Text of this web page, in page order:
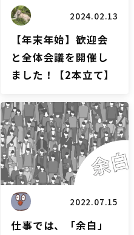
2024.02.13
【年末年始】歓迎会
と全体会議を開催し
ました！【2本立て】
雑談
2022.07.15
仕事では、「余白」